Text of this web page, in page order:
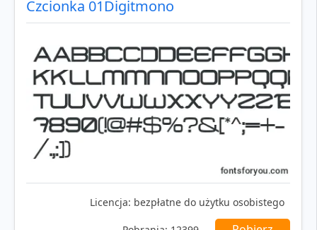
Czcionka 01Digitmono
Licencja: bezpłatne do użytku osobistego